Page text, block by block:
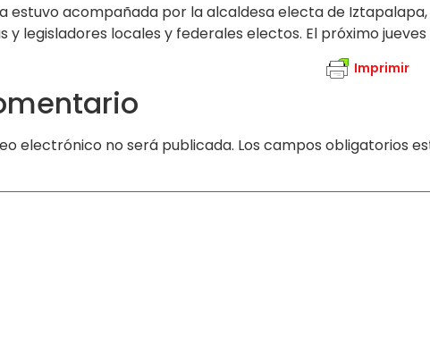
estuvo acompañada por la alcaldesa electa de
y legisladores locales y federales electos. El próximo
Imprimir
electrónico no será publicada. Los campos obligatorios